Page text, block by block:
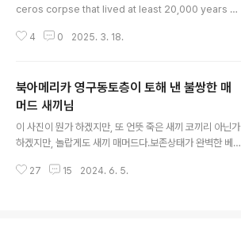
ceros corpse that lived at least 20,000 years a
Siberia. Moreover, it was found with its intact or
대로 살다 훅 가신 woolly rhinoceros, 곧 털코뿔소 시
라는데 시베리아 야쿠티아 지역에서 발견됐단다.보다시피
보존상태가 놀라울 정도로 좋다.딱 봐도 장기, 두꺼운 털,
그리고 뱃속 마지막 식사 상태도 완벽할 텐..
4 0 2025. 3. 18.
북아메리카 영구동토층이 토해 낸 불쌍한 매
머드 새끼님
이 사진이 뭔가 하겠지만, 또 언뜻 죽은 새끼 코끼리 아닌가
하겠지만, 놀랍게도 새끼 매머드다.보존상태가 완벽한 베
22년 6월, 캐나다 서북부 유콘 준주 작은 도시이 도슨 시
27 15 2024. 6. 5.